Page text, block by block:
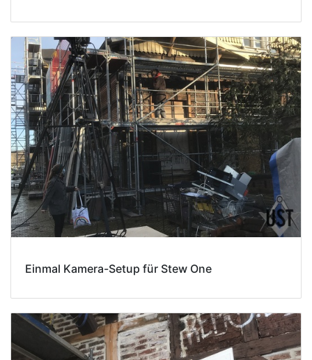
Einmal Kamera-Setup für Stew One